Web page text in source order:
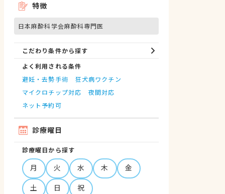
特徴
日本麻酔科学会麻酔科専門医
こだわり条件から探す
よく利用される条件
避妊・去勢手術
狂犬病ワクチン
マイクロチップ対応
夜間対応
ネット予約可
診療曜日
診療曜日から探す
月 火 水 木
金
土
日 祝